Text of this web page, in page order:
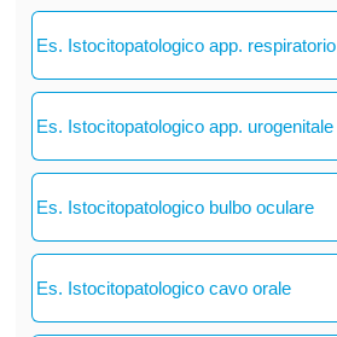
Es. Istocitopatologico app. respiratorio
Es. Istocitopatologico app. urogenitale
Es. Istocitopatologico bulbo oculare
Es. Istocitopatologico cavo orale